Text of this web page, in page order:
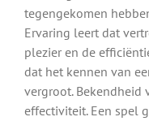
tegengekomen
Ervaring leert dat
plezier en de
dat het kennen van
vergroot. Bekendheid
effectiviteit. Een spel